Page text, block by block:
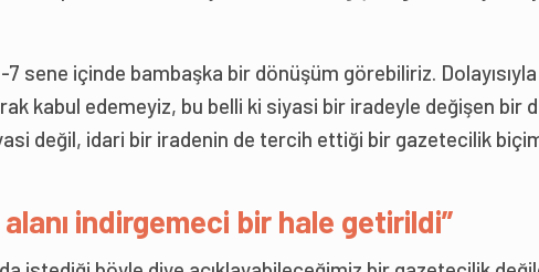
7 sene içinde bambaşka bir dönüşüm görebiliriz.
kabul edemeyiz, bu belli ki siyasi bir iradeyle değişen bir
değil, idari bir iradenin de tercih ettiği bir gazetecilik
alanı indirgemeci bir hale getirildi”